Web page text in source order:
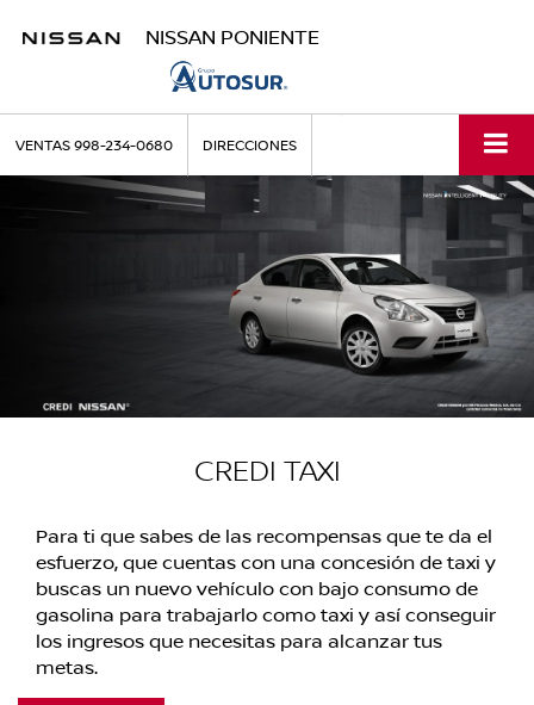
NISSAN PONIENTE
VENTAS998-234-0680 DIRECCIONES
CREDI TAXI
Para ti que sabes de las recompensas que te da el
esfuerzo, que cuentas con una concesión de taxi y
buscas un nuevo vehículo con bajo consumo de
gasolina para trabajarlo como taxi y así conseguir
los ingresos que necesitas para alcanzar tus
metas.